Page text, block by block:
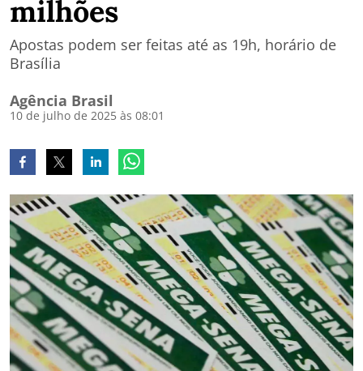
milhões
Apostas podem ser feitas até as 19h, horário de
Brasília
Agência Brasil
10 de julho de 2025 às 08:01